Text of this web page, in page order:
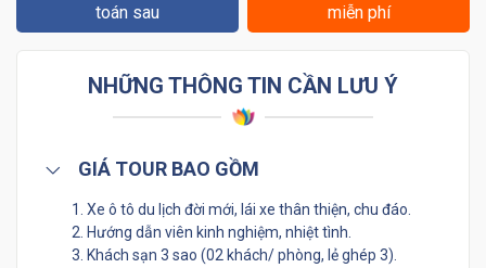
toán sau
miễn phí
NHỮNG THÔNG TIN CẦN LƯU Ý
GIÁ TOUR BAO GỒM
1. Xe ô tô du lịch đời mới, lái xe thân thiện, chu đáo.
2. Hướng dẫn viên kinh nghiệm, nhiệt tình.
3. Khách sạn 3 sao (02 khách/ phòng, lẻ ghép 3).